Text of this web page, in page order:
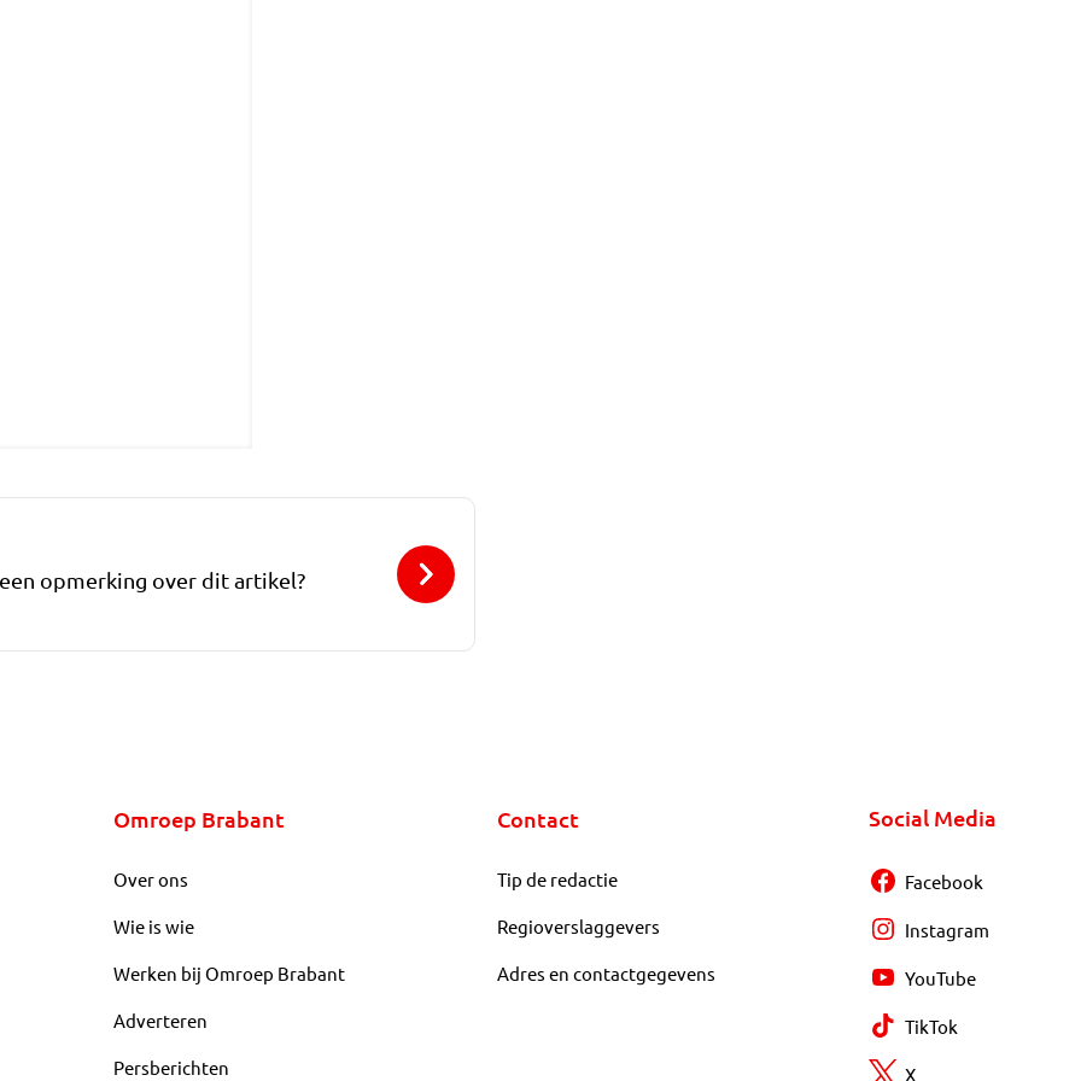
opmerking over dit artikel?
Omroep Brabant
Over ons
Wie is wie
Werken bij Omroep Brabant
Adverteren
Persberichten
Contact
Tip de redactie
Regioverslaggevers
Adres en contactgegevens
Social Media
Facebook
Instagram
YouTube
TikTok
X